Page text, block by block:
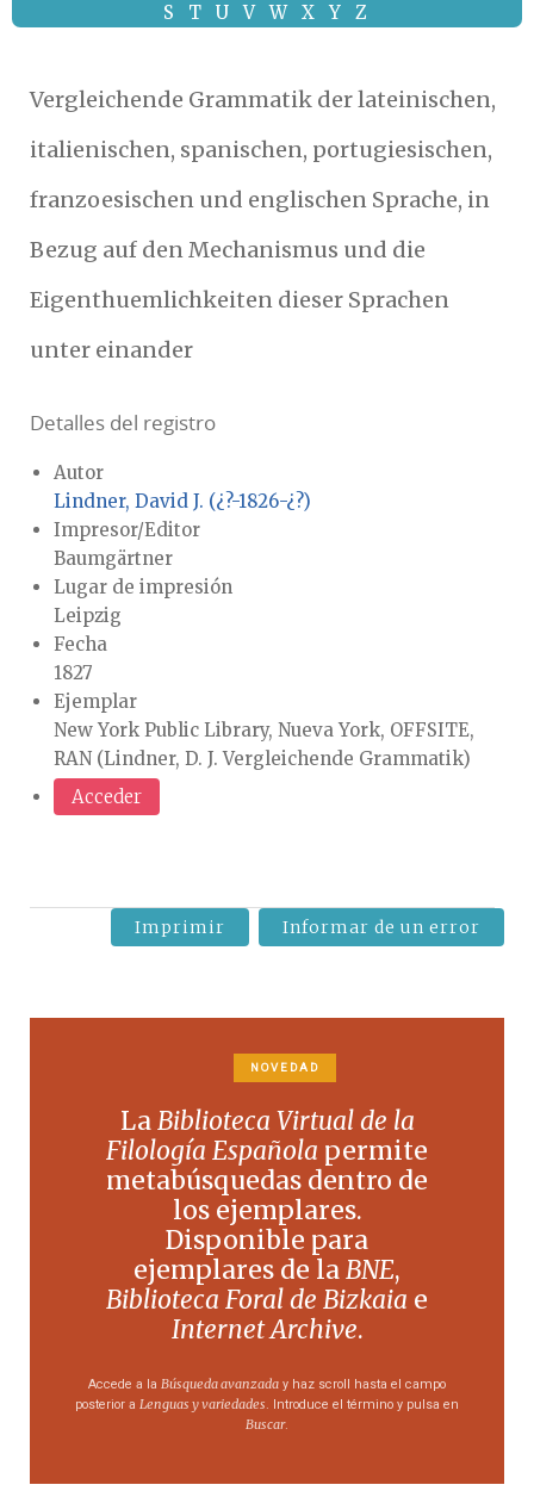
S
T U V W X Y Z
Vergleichende Grammatik der lateinischen,
italienischen, spanischen, portugiesischen,
franzoesischen und englischen Sprache, in
Bezug auf den Mechanismus und die
Eigenthuemlichkeiten dieser Sprachen
unter einander
Detalles del registro
Autor
Lindner, David J. (¿?-1826-¿?)
Impresor/Editor
Baumgärtner
Lugar de impresión
Leipzig
Fecha
1827
Ejemplar
New York Public Library, Nueva York, OFFSITE,
RAN (Lindner, D. J. Vergleichende Grammatik)
Acceder
Imprimir Informar de un error
NOVEDAD
LaBiblioteca Virtual de la
Filología Española permite
metabúsquedas dentro de
los ejemplares.
Disponible para
ejemplares de laBNE,
Biblioteca Foral de Bizkaia e
Internet Archive.
Accede a la Búsqueda avanzada y haz scroll hasta el campo
posterior a Lenguas y variedades . Introduce el término y pulsa en
Buscar.